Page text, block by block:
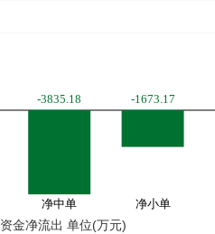
资金净流出 单位(万元)